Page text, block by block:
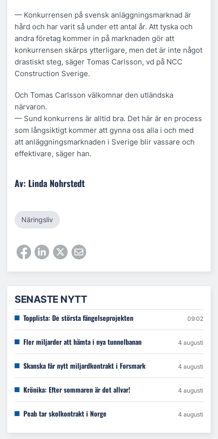
— Konkurrensen på svensk anläggningsmarknad är
hård och har varit så under ett antal år. Att tyska och
andra företag kommer in på marknaden gör att
konkurrensen skärps ytterligare, men det är inte något
drastiskt steg, säger Tomas Carlsson, vd på NCC
Construction Sverige.
Och Tomas Carlsson välkomnar den utländska
närvaron.
— Sund konkurrens är alltid bra. Det här är en process
som långsiktigt kommer att gynna oss alla i och med
att anläggningsmarknaden i Sverige blir vassare och
effektivare, säger han.
Av: Linda Nohrstedt
Näringsliv
SENASTE NYTT
Topplista: De största fängelseprojekten 09:02
Fler miljarder att hämta i nya tunnelbanan 4 augusti
Skanska får nytt miljardkontrakt i Forsmark 4 augusti
Krönika: Efter sommaren är det allvar! 4 augusti
Peab tar skolkontrakt i Norge 4 augusti